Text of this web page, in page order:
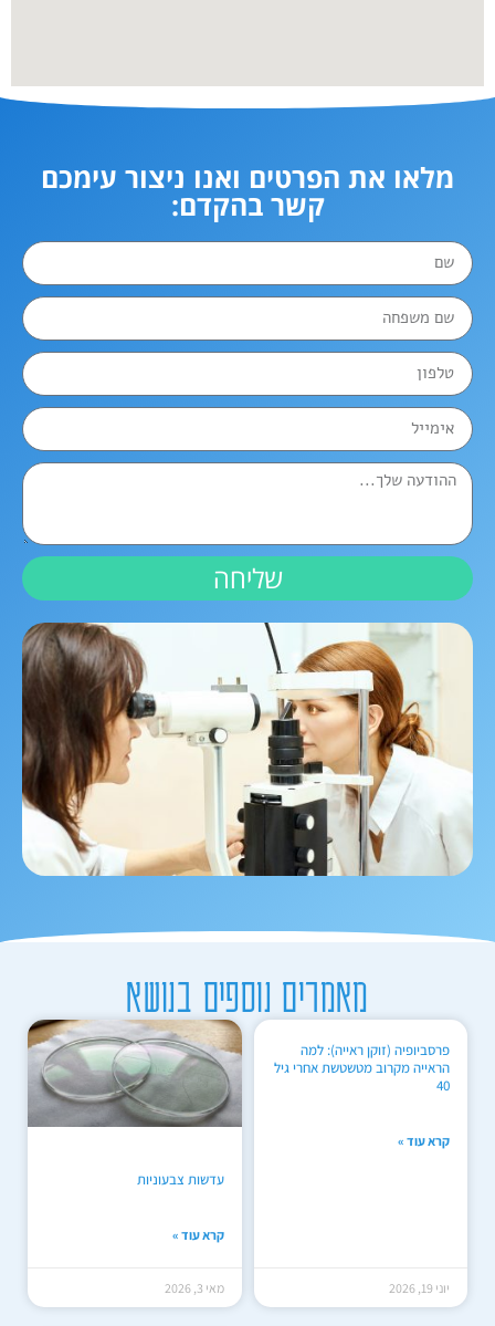
מלאו את הפרטים ואנו ניצור עימכם
קשר בהקדם:
שליחה
מאמרים נוספים בנושא
פרסביופיה (זוקן ראייה): למה
הראייה מקרוב מטשטשת אחרי גיל
40
קרא עוד »
יוני 19, 2026
עדשות צבעוניות
קרא עוד »
מאי 3, 2026